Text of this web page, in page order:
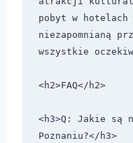
pobyt w hotelach
niezapomnianą
wszystkie
<h2>FAQ</h2>
<h3>Q: Jakie są
Poznaniu?</h3>